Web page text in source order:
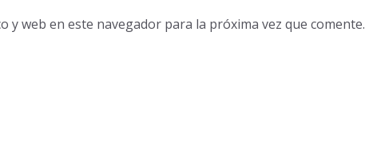
y web en este navegador para la próxima vez que comente.